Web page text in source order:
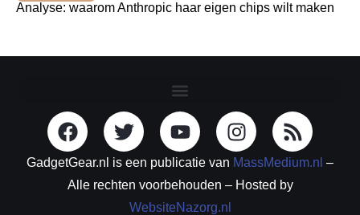
Analyse: waarom Anthropic haar eigen chips wilt maken
GadgetGear.nl is een publicatie van MassMedium.nl –
Alle rechten voorbehouden – Hosted by
WebsiteNazorg.nl